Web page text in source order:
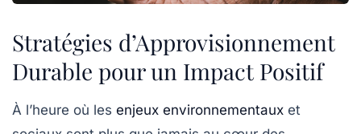
Stratégies d’Approvisionnement
Durable pour un Impact Positif
À l’heure où les enjeux environnementaux et